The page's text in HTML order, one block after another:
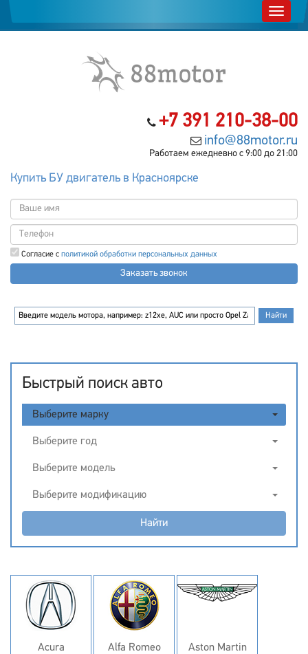
+7 391 210-38-00
info@88motor.ru
Работаем ежедневно с 9:00 до 21:00
Купить БУ двигатель в Красноярске
Согласие с политикой обработки персональных данных
Заказать звонок
Быстрый поиск авто
Выберите марку
Выберите год
Выберите модель
Выберите модификацию
Найти
Acura Alfa Romeo Aston Martin